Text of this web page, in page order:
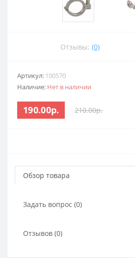
Отзывы: (0)
Артикул: 100570
Наличие: Нет в наличии
190.00р. 210.00р.
Обзор товара
Задать вопрос (0)
Отзывов (0)